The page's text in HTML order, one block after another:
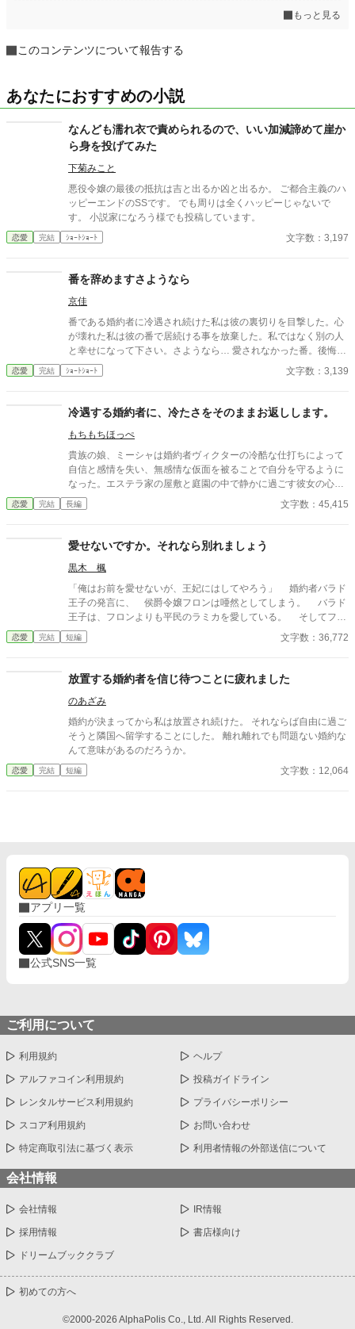
もっと見る
このコンテンツについて報告する
あなたにおすすめの小説
なんども濡れ衣で責められるので、いい加減諦めて崖か
ら身を投げてみた
下菊みこと
悪役令嬢の最後の抵抗は吉と出るか凶と出るか。 ご都合主義のハ
ッピーエンドのSSです。 でも周りは全くハッピーじゃないで
す。 小説家になろう様でも投稿しています。
恋愛 完結 ｼｮｰﾄｼｮｰﾄ 文字数：3,197
番を辞めますさようなら
京佳
番である婚約者に冷遇され続けた私は彼の裏切りを目撃した。心
が壊れた私は彼の番で居続ける事を放棄した。私ではなく別の人
と幸せになって下さい。さようなら… 愛されなかった番。後悔ざ
まぁ。すれ違いエンド。ゆるゆる設定。 ※沢山のお気に入り＆い
いねをありがとうございます。感謝感謝♡
恋愛 完結 ｼｮｰﾄｼｮｰﾄ 文字数：3,139
冷遇する婚約者に、冷たさをそのままお返しします。
もちもちほっぺ
貴族の娘、ミーシャは婚約者ヴィクターの冷酷な仕打ちによって
自信と感情を失い、無感情な仮面を被ることで自分を守るように
なった。エステラ家の屋敷と庭園の中で静かに過ごす彼女の心に
は、怒りも悲しみも埋もれたまま、何も感じない日々が続いてい
た。 事なかれ主義の両親の影響で、エステラ家の警備はガバガバ
恋愛 完結 長編 文字数：45,415
愛せないですか。それなら別れましょう
黒木 楓
「俺はお前を愛せないが、王妃にはしてやろう」 婚約者バラド
王子の発言に、 侯爵令嬢フロンは唖然としてしまう。 バラド
王子は、フロンよりも平民のラミカを愛している。 そしてフロ
ンはこれから王妃となり、側妃となるラミカに従わなければなら
ない。 王子の命令を聞き、フロンは我慢の限界がきた。 「愛せ
ミカの本性を知らなかった。
恋愛 完結 短編 文字数：36,772
放置する婚約者を信じ待つことに疲れました
のあざみ
婚約が決まってから私は放置され続けた。 それならば自由に過ご
そうと隣国へ留学することにした。 離れ離れでも問題ない婚約な
んて意味があるのだろうか。
恋愛 完結 短編 文字数：12,064
アプリ一覧
公式SNS一覧
ご利用について
利用規約 ヘルプ
アルファコイン利用規約 投稿ガイドライン
レンタルサービス利用規約 プライバシーポリシー
スコア利用規約 お問い合わせ
特定商取引法に基づく表示 利用者情報の外部送信について
会社情報
会社情報 IR情報
採用情報 書店様向け
ドリームブッククラブ
初めての方へ
©2000-2026 AlphaPolis Co., Ltd. All Rights Reserved.